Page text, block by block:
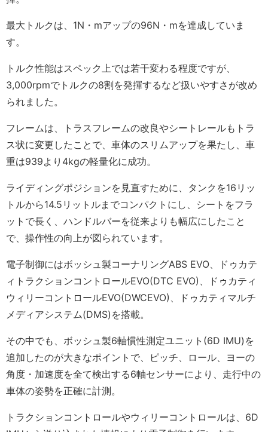
最大トルクは、1N・mアップの96N・mを達成していま
す。
トルク性能はスペック上では若干変わる程度ですが、
3,000rpmでトルクの8割を発揮するなど扱いやすさが改め
られました。
フレームは、トラスフレームの改良やシートレールもトラ
ス状に変更したことで、車体のスリムアップを果たし、車
重は939より4kgの軽量化に成功。
ライディングポジションを見直すために、タンクを16リッ
トルから14.5リットルまでコンパクトにし、シートをフラ
ットで長く、ハンドルバーを従来よりも幅広にしたこと
で、操作性の向上が図られています。
電子制御にはボッシュ製コーナリングABS EVO、ドゥカテ
ィトラクションコントロールEVO(DTC EVO)、ドゥカティ
ウィリーコントロールEVO(DWCEVO)、ドゥカティマルチ
メディアシステム(DMS)を搭載。
その中でも、ボッシュ製6軸慣性測定ユニット(6D IMU)を
追加したのが大きなポイントで、ピッチ、ロール、ヨーの
角度・加速度を全て検出する6軸センサーにより、走行中の
車体の姿勢を正確に計測。
トラクションコントロールやウィリーコントロールは、6D